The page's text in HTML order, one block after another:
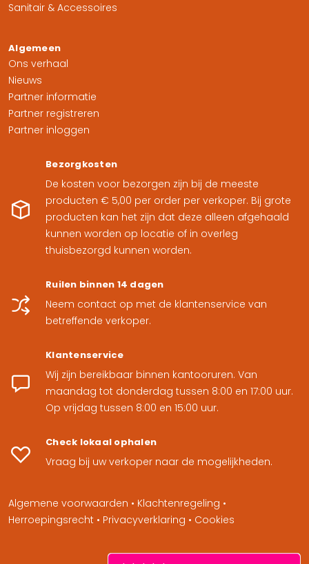
Sanitair & Accessoires
Algemeen
Ons verhaal
Nieuws
Partner informatie
Partner registreren
Partner inloggen
Bezorgkosten
De kosten voor bezorgen zijn bij de meeste
producten € 5,00 per order per verkoper. Bij grote
producten kan het zijn dat deze alleen afgehaald
kunnen worden op locatie of in overleg
thuisbezorgd kunnen worden.
Ruilen binnen 14 dagen
Neem contact op met de klantenservice van
betreffende verkoper.
Klantenservice
Wij zijn bereikbaar binnen kantooruren. Van
maandag tot donderdag tussen 8:00 en 17:00 uur.
Op vrijdag tussen 8:00 en 15:00 uur.
Check lokaal ophalen
Vraag bij uw verkoper naar de mogelijkheden.
Algemene voorwaarden • Klachtenregeling •
Herroepingsrecht • Privacyverklaring • Cookies
Join onze
de
Meld me nu
Nee